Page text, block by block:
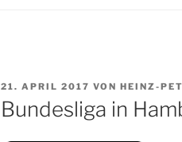
VERÖFFENTLICHT
AM
21. APRIL 2017 VON HEINZ-
Bundesliga in